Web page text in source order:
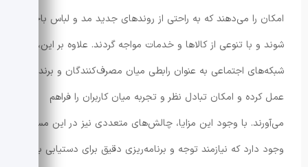
امکان را می‌دهند که به راحتی از روندهای جدید مد و لباس باخبر
شوند و با تنوعی از کالاها و خدمات مواجه گردند. علاوه بر این،
شبکه‌های اجتماعی به عنوان رابطی میان مصرف‌کنندگان و برندها
عمل کرده و امکان تبادل نظر و تجربه میان کاربران را فراهم
می‌آورند. با وجود این مزایا، چالش‌های متعددی نیز در این مسیر
وجود دارد که نیازمند توجه و برنامه‌ریزی دقیق برای دستیابی به